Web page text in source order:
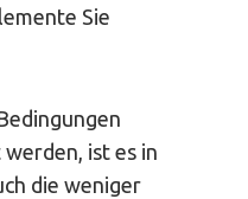
Sie
ist es in
die weniger